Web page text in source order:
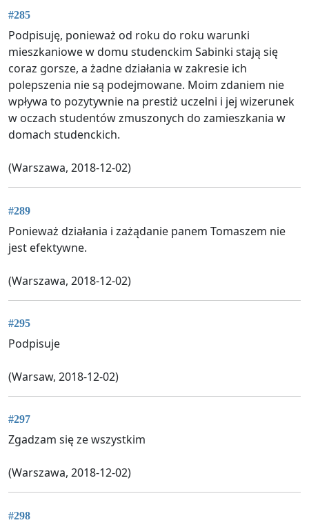
#285
Podpisuję, ponieważ od roku do roku warunki
mieszkaniowe w domu studenckim Sabinki stają się
coraz gorsze, a żadne działania w zakresie ich
polepszenia nie są podejmowane. Moim zdaniem nie
wpływa to pozytywnie na prestiż uczelni i jej wizerunek
w oczach studentów zmuszonych do zamieszkania w
domach studenckich.
(Warszawa, 2018-12-02)
#289
Ponieważ działania i zażądanie panem Tomaszem nie
jest efektywne.
(Warszawa, 2018-12-02)
#295
Podpisuje
(Warsaw, 2018-12-02)
#297
Zgadzam się ze wszystkim
(Warszawa, 2018-12-02)
#298